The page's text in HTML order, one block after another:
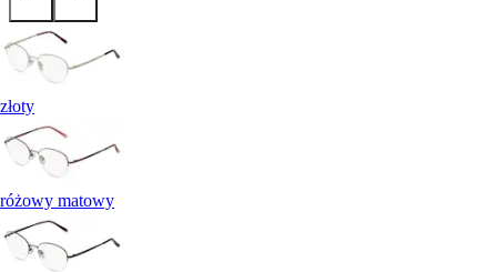
złoty
różowy matowy